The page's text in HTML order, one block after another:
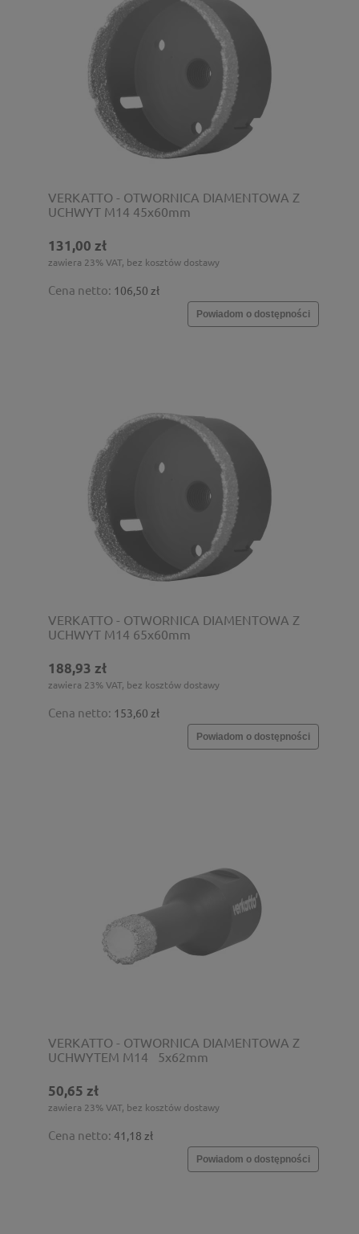
VERKATTO - OTWORNICA DIAMENTOWA Z
UCHWYT M14 45x60mm
131,00 zł
zawiera 23% VAT, bez kosztów dostawy
Cena netto: 106,50 zł
Powiadom o dostępności
VERKATTO - OTWORNICA DIAMENTOWA Z
UCHWYT M14 65x60mm
188,93 zł
zawiera 23% VAT, bez kosztów dostawy
Cena netto: 153,60 zł
Powiadom o dostępności
VERKATTO - OTWORNICA DIAMENTOWA Z
UCHWYTEM M14 _5x62mm
50,65 zł
zawiera 23% VAT, bez kosztów dostawy
Cena netto: 41,18 zł
Powiadom o dostępności